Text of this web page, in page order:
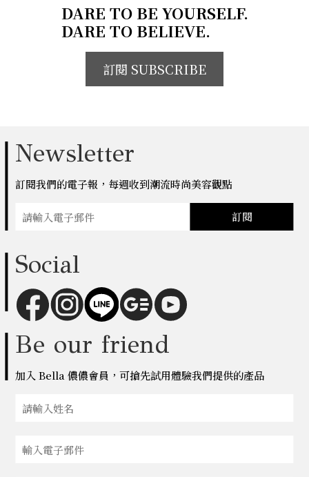
DARE TO BE YOURSELF.
DARE TO BELIEVE.
訂閱 SUBSCRIBE
Newsletter
訂閱我們的電子報，每週收到潮流時尚美容觀點
訂閱
Social
Be our friend
加入 Bella 儂儂會員，可搶先試用體驗我們提供的產品